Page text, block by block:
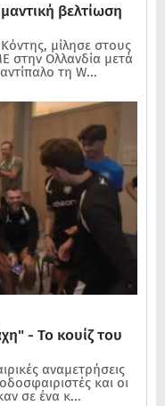
βελτίωση
μίλησε στους
στην Ολλανδία μετά
τη W...
- Το κουίζ του
αναμετρήσεις
και οι
σε ένα κ...